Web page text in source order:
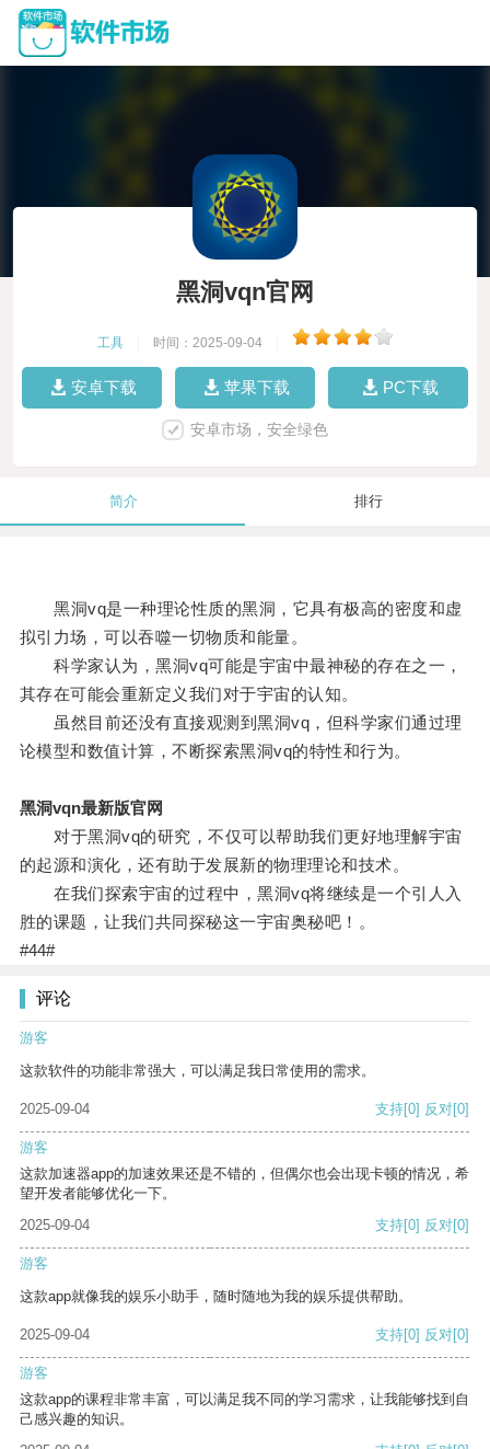
黑洞vqn官网
工具 时间：2025-09-04
安卓下载 苹果下载 PC下载
安卓市场，安全绿色
简介 排行
黑洞vq是一种理论性质的黑洞，它具有极高的密度和虚
拟引力场，可以吞噬一切物质和能量。
科学家认为，黑洞vq可能是宇宙中最神秘的存在之一，
其存在可能会重新定义我们对于宇宙的认知。
虽然目前还没有直接观测到黑洞vq，但科学家们通过理
论模型和数值计算，不断探索黑洞vq的特性和行为。
黑洞vqn最新版官网
对于黑洞vq的研究，不仅可以帮助我们更好地理解宇宙
的起源和演化，还有助于发展新的物理理论和技术。
在我们探索宇宙的过程中，黑洞vq将继续是一个引人入
胜的课题，让我们共同探秘这一宇宙奥秘吧！。
#44#
评论
游客
这款软件的功能非常强大，可以满足我日常使用的需求。
2025-09-04 支持[0] 反对[0]
游客
这款加速器app的加速效果还是不错的，但偶尔也会出现卡顿的情况，希
望开发者能够优化一下。
2025-09-04
支持[0] 反对[0]
游客
这款app就像我的娱乐小助手，随时随地为我的娱乐提供帮助。
2025-09-04 支持[0] 反对[0]
游客
这款app的课程非常丰富，可以满足我不同的学习需求，让我能够找到自
己感兴趣的知识。